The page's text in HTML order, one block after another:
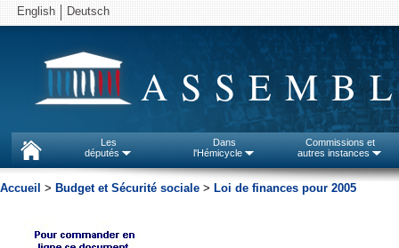
English Deutsch
Les
députés
Dans
l'Hémicycle
Commissions et
autres instances
Accueil > Budget et Sécurité sociale > Loi de finances pour 2005